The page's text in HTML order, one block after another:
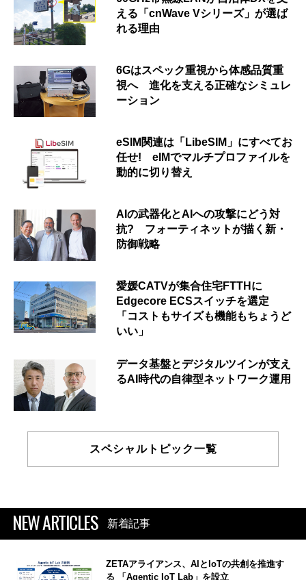
える「cnWave Vシリーズ」が選ば
れる理由
6Gはスペック重視から体感品質重
視へ 進化を支える正確なシミュレ
ーション
eSIM関連は「LibeSIM」にすべてお
任せ! eIMでマルチプロファイルを
動的に切り替え
AIの武器化とAIへの攻撃にどう対
抗? フォーティネットが描く新・
防御戦略
愛媛CATVが集合住宅FTTHに
Edgecore ECSスイッチを選定
「コストもサイズも機能もちょうど
いい」
データ基盤とデジタルツインが支え
るAI時代の自律型ネットワーク運用
スペシャルトピック一覧
NEW ARTICLES 新着記事
ZETAアライアンス、AIとIoTの共創を推進す
る 「Agentic IoT Lab」を設立